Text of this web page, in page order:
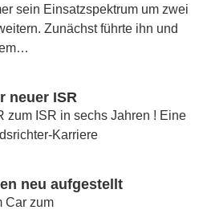
sein Einsatzspektrum um zwei
Zunächst führte ihn und
neuer ISR
zum ISR in sechs Jahren ! Eine
Karriere
neu aufgestellt
Car zum